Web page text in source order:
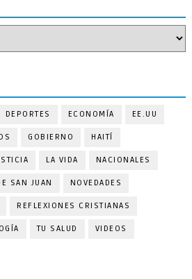
DEPORTES ECONOMÍA EE.UU
GOBIERNO HAITÍ
LA VIDA NACIONALES
SAN JUAN NOVEDADES
REFLEXIONES CRISTIANAS
TU SALUD VIDEOS